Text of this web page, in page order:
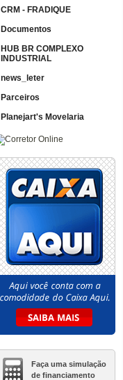
Atmosfera Vila Mariana
B.long - Ibirapuera
Bem Moema
Boulevard Dialogo Butanta
Caminhos da Lapa Elo
Caminhos da Lapa Home
Catania Hills
Clube Life Granja Vianna
Condominio Clube Monet
Granja Vianna
Condominio Esfera
Condomínio Jerivás
Condominio Saint Benjamin
Conquista Granja Viana
Cyrela Iconyc The
Residences
Di Napoli
Elife Mandaqui
CRM - FRADIQUE
Documentos
HUB BR COMPLEXO
INDUSTRIAL
news_leter
Parceiros
Planejart's Movelaria
Faça uma simulação
de financiamento